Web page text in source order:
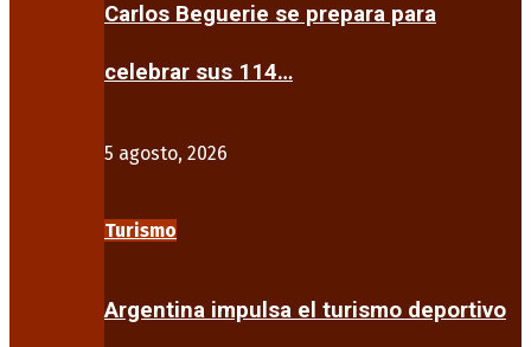
Carlos Beguerie se prepara para
celebrar sus 114…
5 agosto, 2026
Turismo
Argentina impulsa el turismo deportivo